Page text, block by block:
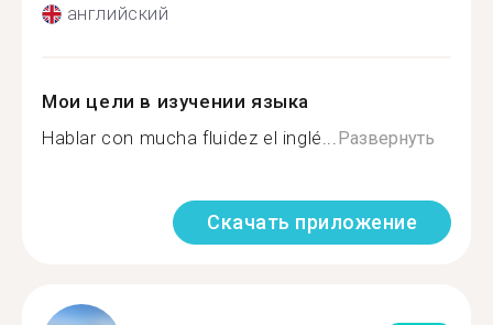
английский
Мои цели в изучении языка
Hablar con mucha fluidez el inglé...Развернуть
Скачать приложение